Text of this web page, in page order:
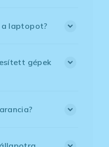
a laptopot?
gépek